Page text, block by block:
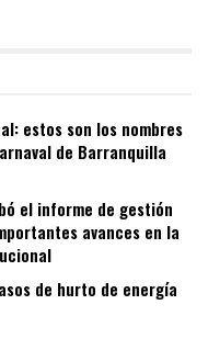
estos son los nombres
de Barranquilla
el informe de gestión
avances en la
de hurto de energía